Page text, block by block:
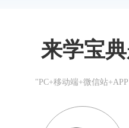
来学宝
"PC+移动端+微信站